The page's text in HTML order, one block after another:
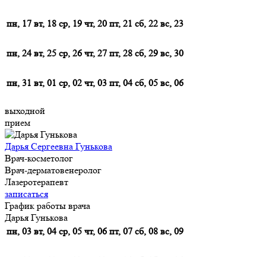
пн, 17 вт, 18 ср, 19 чт, 20 пт, 21 сб, 22 вс, 23
пн, 24 вт, 25 ср, 26 чт, 27 пт, 28 сб, 29 вс, 30
пн, 31 вт, 01 ср, 02 чт, 03 пт, 04 сб, 05 вс, 06
выходной
прием
Дарья Сергеевна Гунькова
Врач-косметолог
Врач-дерматовенеролог
Лазеротерапевт
записаться
График работы врача
Дарья Гунькова
пн, 03 вт, 04 ср, 05 чт, 06 пт, 07 сб, 08 вс, 09